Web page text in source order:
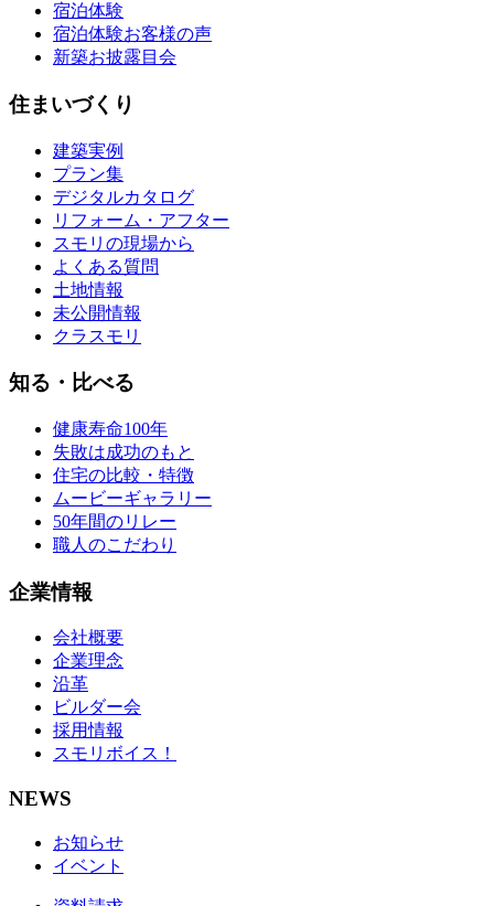
宿泊体験
宿泊体験お客様の声
新築お披露目会
住まいづくり
建築実例
プラン集
デジタルカタログ
リフォーム・アフター
スモリの現場から
よくある質問
土地情報
未公開情報
クラスモリ
知る・比べる
健康寿命100年
失敗は成功のもと
住宅の比較・特徴
ムービーギャラリー
50年間のリレー
職人のこだわり
企業情報
会社概要
企業理念
沿革
ビルダー会
採用情報
スモリボイス！
NEWS
お知らせ
イベント